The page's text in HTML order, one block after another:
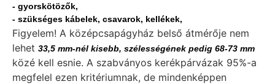
- gyorskötözők,
- szükséges kábelek, csavarok, kellékek,
Figyelem! A középcsapágyház belső átmérője nem
lehet 33,5 mm-nél kisebb, szélességének pedig 68-73 mm
közé kell esnie. A szabványos kerékpárvázak 95%-a
megfelel ezen kritériumnak, de mindenképpen